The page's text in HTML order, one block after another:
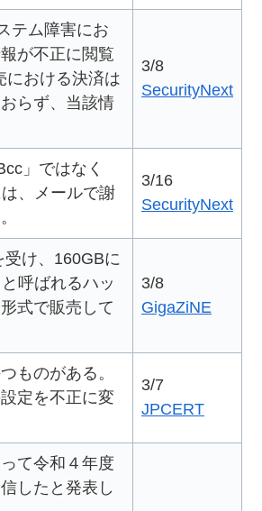
テム障害にお
が不正に閲覧
における決済は
らず、当該情
3/8
SecurityNext
」ではなく
、メールで謝
3/16
SecurityNext
け、160GBに
呼ばれるハッ
式で販売して
3/8
GigaZiNE
ものがある。
定を不正に変
3/7
JPCERT
て令和４年度
したと発表し